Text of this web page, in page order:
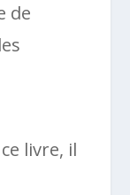
de
livre, il